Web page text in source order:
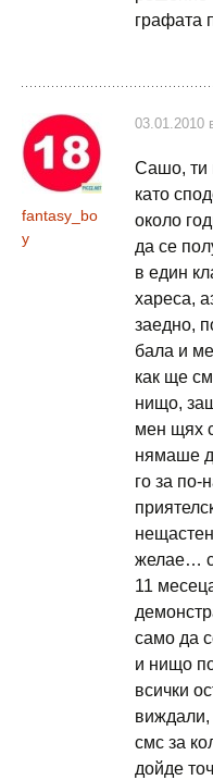
графата
fantasy_bo
y
03.01.2010
Сашо, ти
като
около
да се
в един
хареса,
заедно,
бала и
как ще
нищо,
мен щях
нямаше
го за по-
желае…
11
само да
и нищо
всички
виждали,
смс за
дойде